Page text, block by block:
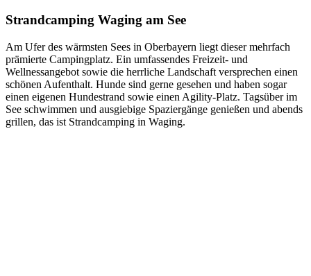
Strandcamping Waging am See
Am Ufer des wärmsten Sees in Oberbayern liegt dieser mehrfach
prämierte Campingplatz. Ein umfassendes Freizeit- und
Wellnessangebot sowie die herrliche Landschaft versprechen einen
schönen Aufenthalt. Hunde sind gerne gesehen und haben sogar
einen eigenen Hundestrand sowie einen Agility-Platz. Tagsüber im
See schwimmen und ausgiebige Spaziergänge genießen und abends
grillen, das ist Strandcamping in Waging.